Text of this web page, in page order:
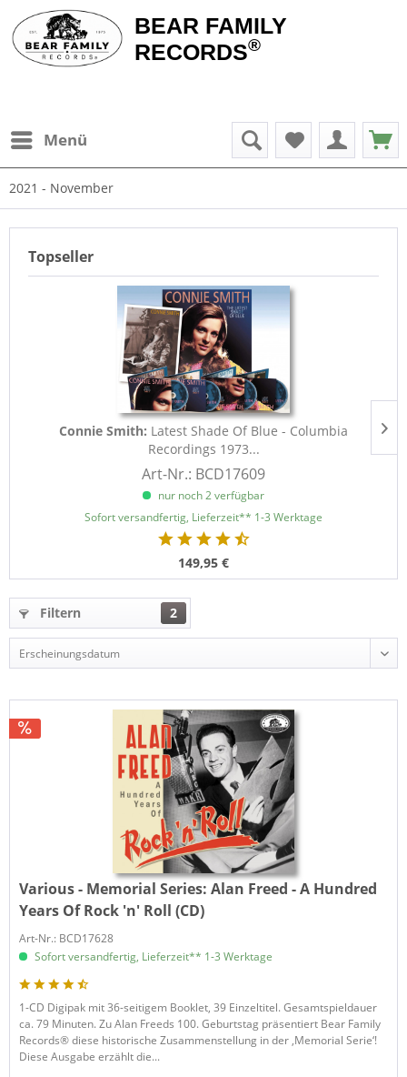
BEAR FAMILY
RECORDS®
Menü
2021 - November
Topseller
Connie Smith: Latest Shade Of Blue - Columbia
Recordings 1973...
Art-Nr.: BCD17609
nur noch 2 verfügbar
Sofort versandfertig, Lieferzeit** 1-3 Werktage
149,95 €
Filtern 2
Various - Memorial Series:Alan Freed - A Hundred
Years Of Rock 'n' Roll (CD)
Art-Nr.: BCD17628
Sofort versandfertig, Lieferzeit** 1-3 Werktage
1-CD Digipak mit 36-seitigem Booklet, 39 Einzeltitel. Gesamtspieldauer
ca. 79 Minuten. Zu Alan Freeds 100. Geburtstag präsentiert Bear Family
Records® diese historische Zusammenstellung in der ‚Memorial Serie‘!
Diese Ausgabe erzählt die...